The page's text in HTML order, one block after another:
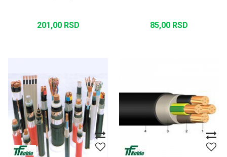
201,00 RSD 85,00 RSD